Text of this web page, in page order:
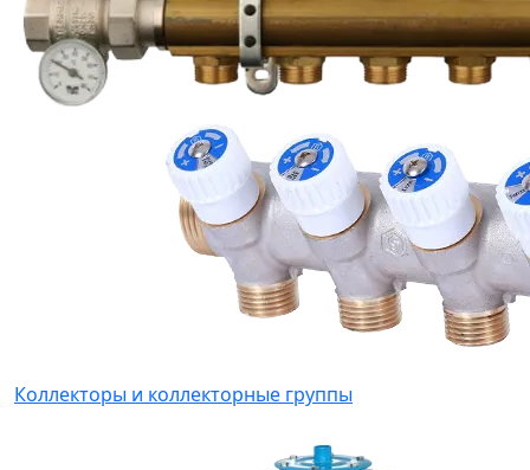
Коллекторы и коллекторные группы